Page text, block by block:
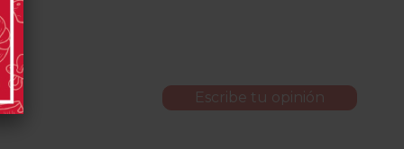
Escribe tu opinión